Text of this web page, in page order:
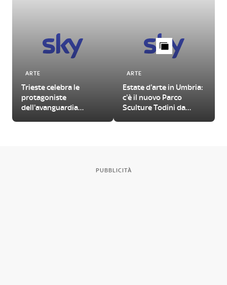
ARTE
Trieste celebra le
protagoniste
dell'avanguardia
ARTE
Estate d'arte in Umbria:
c'è il nuovo Parco
Sculture Todini da
PUBBLICITÀ